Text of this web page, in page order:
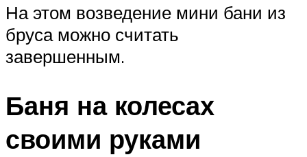
На этом возведение мини бани из
бруса можно считать
завершенным.
Баня на колесах
своими руками